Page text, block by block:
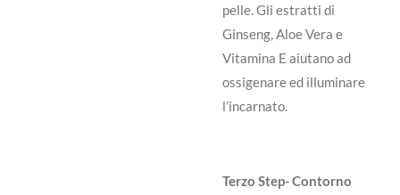
pelle. Gli estratti di
Ginseng, Aloe Vera e
Vitamina E aiutano ad
ossigenare ed illuminare
l’incarnato.
Terzo Step- Contorno